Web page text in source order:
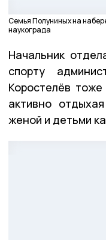
Семья Полуниных на
наукограда
Начальник
спорту
Коростелёв
активно
женой и детьми